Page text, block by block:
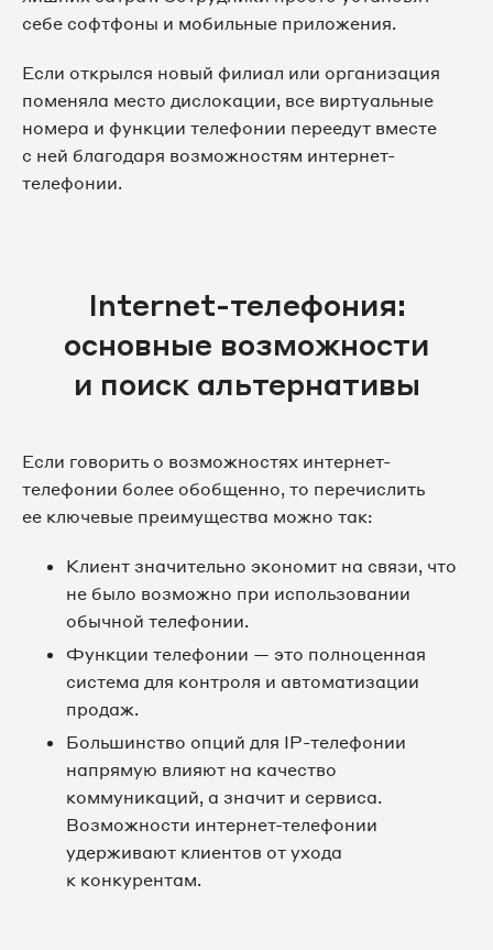
себе софтфоны и мобильные приложения.
Если открылся новый филиал или организация
поменяла место дислокации, все виртуальные
номера и функции телефонии переедут вместе
с ней благодаря возможностям интернет-
телефонии.
Internet-телефония:
основные возможности
и поиск альтернативы
Если говорить о возможностях интернет-
телефонии более обобщенно, то перечислить
ее ключевые преимущества можно так:
Клиент значительно экономит на связи, что
не было возможно при использовании
обычной телефонии.
Функции телефонии — это полноценная
система для контроля и автоматизации
продаж.
Большинство опций для IP-телефонии
напрямую влияют на качество
коммуникаций, а значит и сервиса.
Возможности интернет-телефонии
удерживают клиентов от ухода
к конкурентам.